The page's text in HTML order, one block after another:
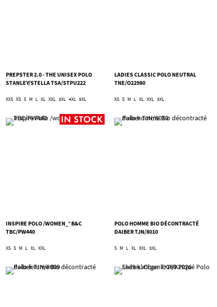
PREPSTER 2.0 - THE UNISEX POLO
STANLEY/STELLA TSA/STPU222
XXS XS S M L XL XXL 3XL 4XL 5XL
LADIES CLASSIC POLO NEUTRAL
TNE/O22980
XS S M L XL XXL 3XL
INSPIRE POLO /WOMEN_° B&C
TBC/PW440
XS S M L XL XXL
POLO HOMME BIO DÉCONTRACTÉ
DAIBER TJN/8010
S M L XL XXL 3XL